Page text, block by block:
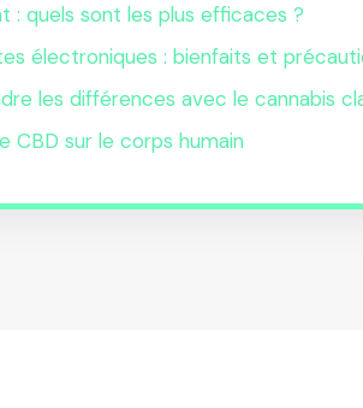
: quels sont les plus efficaces ?
électroniques : bienfaits et
les différences avec le cannabis
CBD sur le corps humain